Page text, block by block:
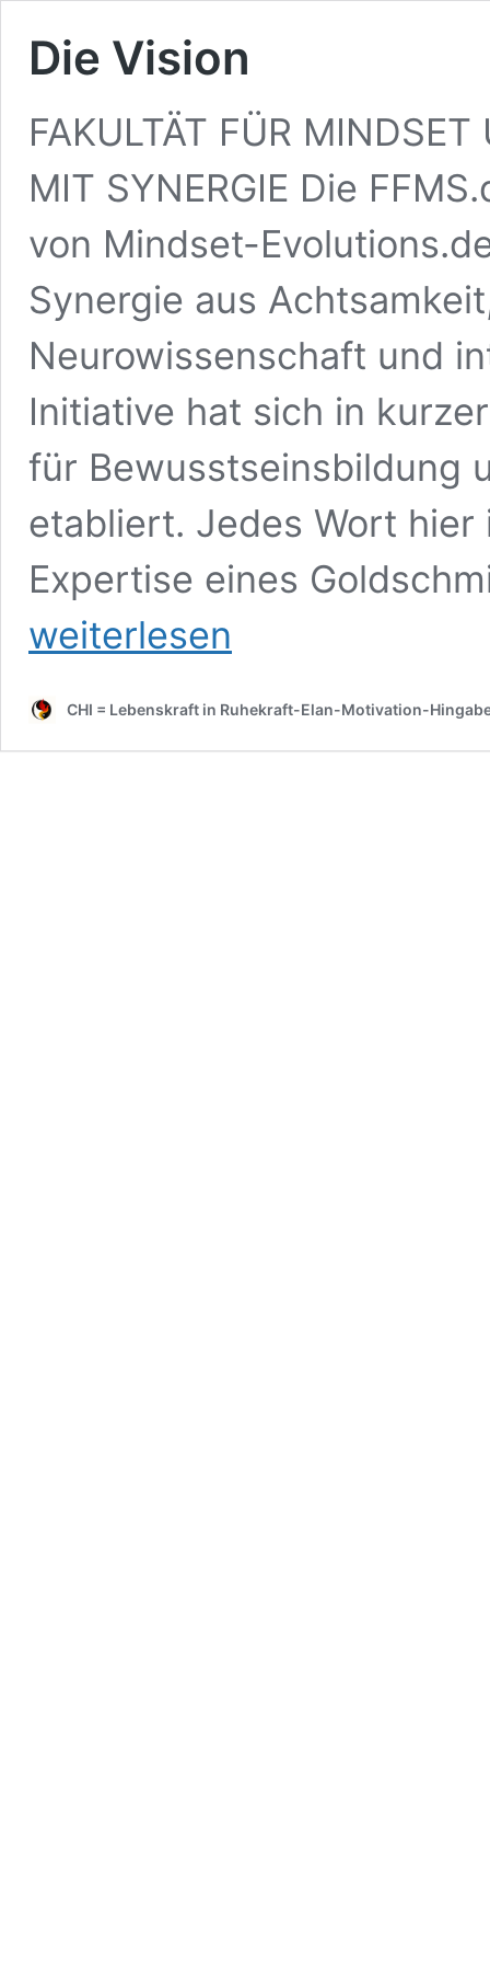
Die Vision
FAKULTÄT FÜR
MIT SYNERGIE Die
von Mindset-
Synergie aus
Neurowissenschaft und
Initiative hat sich in
für Bewusstseinsbildung
etabliert. Jedes Wort
Expertise eines
weiterlesen
CHI = Lebenskraft in Ruhekraft-Elan-Motivation-